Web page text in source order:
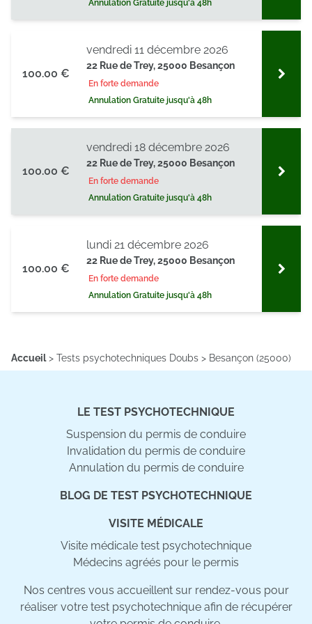
publicité et d'analyse, qui peuvent combiner celles-ci
avec d'autres informations que vous leur avez fournies
Annulation Gratuite jusqu'à 48h
100.00 €
22 Rue de Trey, 25000 Besançon
En forte demande
Annulation Gratuite jusqu'à 48h
vendredi 11 décembre 2026
100.00 €
22 Rue de Trey, 25000 Besançon
En forte demande
Annulation Gratuite jusqu'à 48h
vendredi 18 décembre 2026
100.00 €
22 Rue de Trey, 25000 Besançon
En forte demande
Annulation Gratuite jusqu'à 48h
lundi 21 décembre 2026
Accueil> Tests psychotechniques Doubs > Besançon (25000)
LE TEST PSYCHOTECHNIQUE
Suspension du permis de conduire
Invalidation du permis de conduire
Annulation du permis de conduire
BLOG DE TEST PSYCHOTECHNIQUE
VISITE MÉDICALE
Visite médicale test psychotechnique
Médecins agréés pour le permis
Nos centres vous accueillent sur rendez-vous pour
réaliser votre test psychotechnique afin de récupérer